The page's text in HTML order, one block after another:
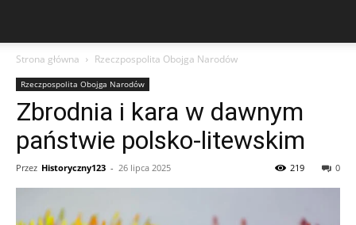
Strona główna Rzeczpospolita Obojga Narodów
Rzeczpospolita Obojga Narodów
Zbrodnia i kara w dawnym
państwie polsko-litewskim
Przez Historyczny123 - 26 lipca 2025 0
219